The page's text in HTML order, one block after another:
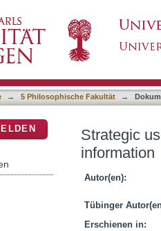
→ 5 Philosophische Fakultät →
Strategic
information
Autor(en):
Tübinger
Erschienen in: